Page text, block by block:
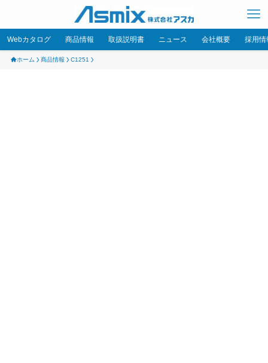
Webカタログ 商品情報 取扱説明書 ニュース 会社概要 採用情
ホーム 商品情報 C1251